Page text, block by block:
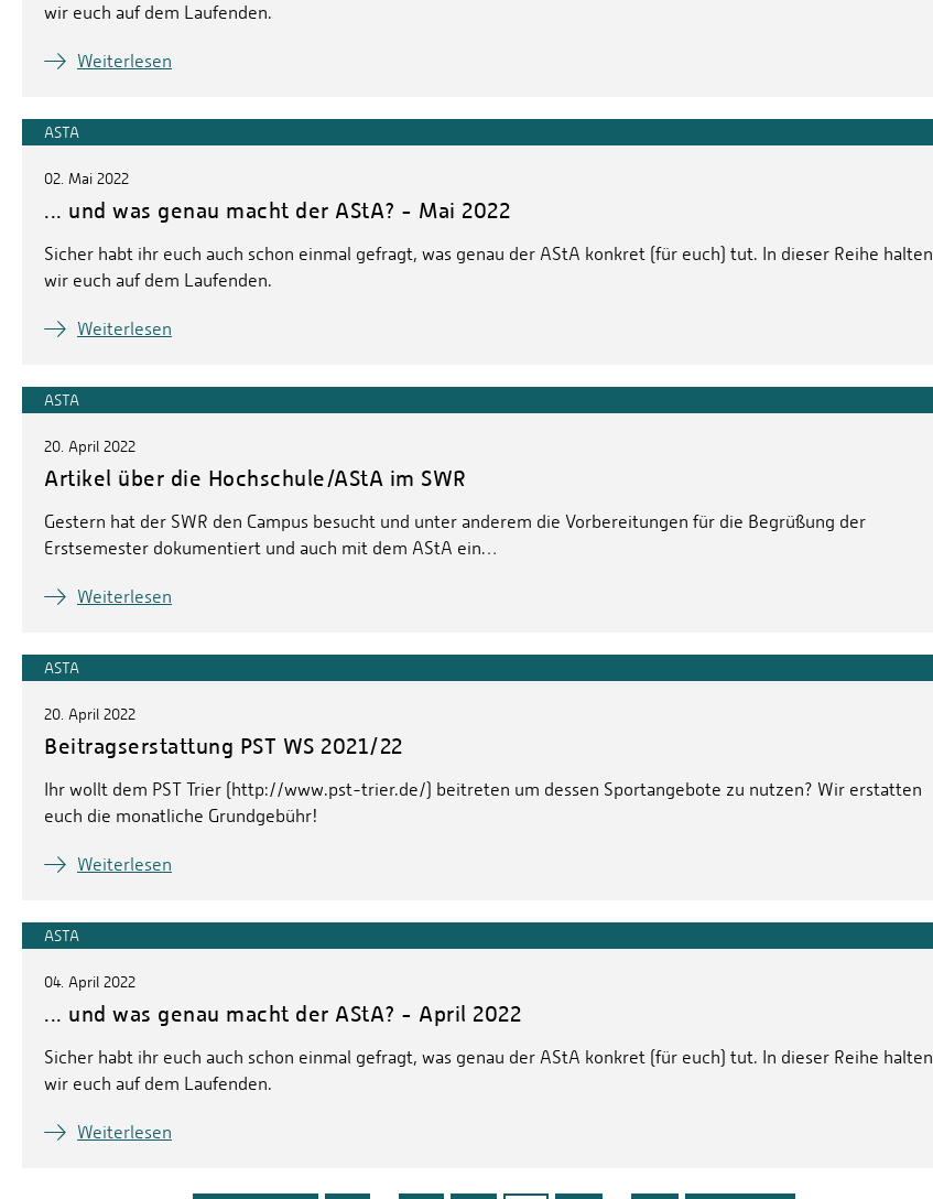
wir euch auf dem Laufenden.
Weiterlesen
ASTA
02. Mai 2022
... und was genau macht der AStA? - Mai 2022
Sicher habt ihr euch auch schon einmal gefragt, was genau der AStA konkret (für euch) tut. In dieser Reihe halten
wir euch auf dem Laufenden.
Weiterlesen
ASTA
20. April 2022
Artikel über die Hochschule/AStA im SWR
Gestern hat der SWR den Campus besucht und unter anderem die Vorbereitungen für die Begrüßung der
Erstsemester dokumentiert und auch mit dem AStA ein…
Weiterlesen
ASTA
20. April 2022
Beitragserstattung PST WS 2021/22
Ihr wollt dem PST Trier (http://www.pst-trier.de/) beitreten um dessen Sportangebote zu nutzen? Wir erstatten
euch die monatliche Grundgebühr!
Weiterlesen
ASTA
04. April 2022
... und was genau macht der AStA? - April 2022
Sicher habt ihr euch auch schon einmal gefragt, was genau der AStA konkret (für euch) tut. In dieser Reihe halten
wir euch auf dem Laufenden.
Weiterlesen